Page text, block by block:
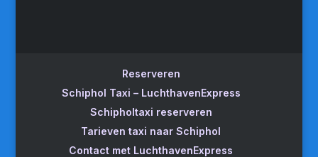
Reserveren
Schiphol Taxi – LuchthavenExpress
Schipholtaxi reserveren
Tarieven taxi naar Schiphol
Contact met LuchthavenExpress